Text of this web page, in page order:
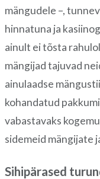
mängudele –,
hinnatuna ja
ainult ei tõsta
mängijad tajuvad
ainulaadse
kohandatud
vabastavaks
sidemeid mängijate
Sihipärased